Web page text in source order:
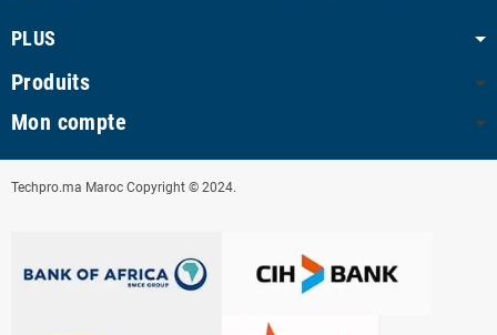
PLUS
Produits
Mon compte
Techpro.ma Maroc Copyright © 2024.